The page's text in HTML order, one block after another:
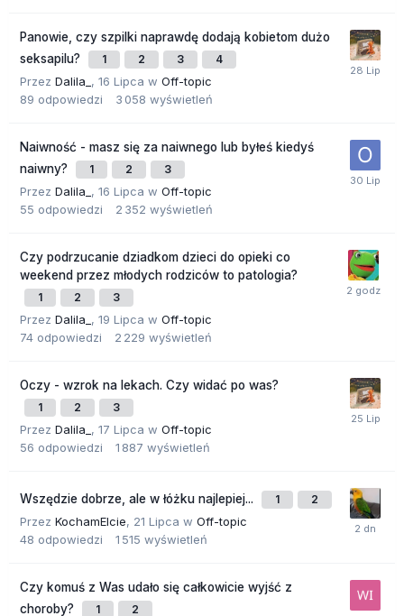
Panowie, czy szpilki naprawdę dodają kobietom dużo
seksapilu?
1 2 3 4
Przez Dalila_ , 16 Lipca w Off-topic
89 odpowiedzi 3 058 wyświetleń
Naiwność - masz się za naiwnego lub byłeś kiedyś
naiwny?
1 2 3
Przez Dalila_ , 16 Lipca w Off-topic
55 odpowiedzi 2 352 wyświetleń
Czy podrzucanie dziadkom dzieci do opieki co
weekend przez młodych rodziców to patologia?
1 2 3
Przez Dalila_ , 19 Lipca w Off-topic
74 odpowiedzi 2 229 wyświetleń
Oczy - wzrok na lekach. Czy widać po was?
1 2 3
Przez Dalila_ , 17 Lipca w Off-topic
56 odpowiedzi 1 887 wyświetleń
Wszędzie dobrze, ale w łóżku najlepiej... 1 2
Przez KochamElcie, 21 Lipca w Off-topic
48 odpowiedzi 1 515 wyświetleń
Czy komuś z Was udało się całkowicie wyjść z
choroby?
1 2